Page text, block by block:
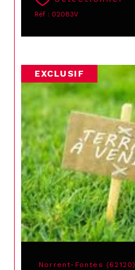
Réf : 02083V
Norrent-Fontes (62120)
EXCLUSIF